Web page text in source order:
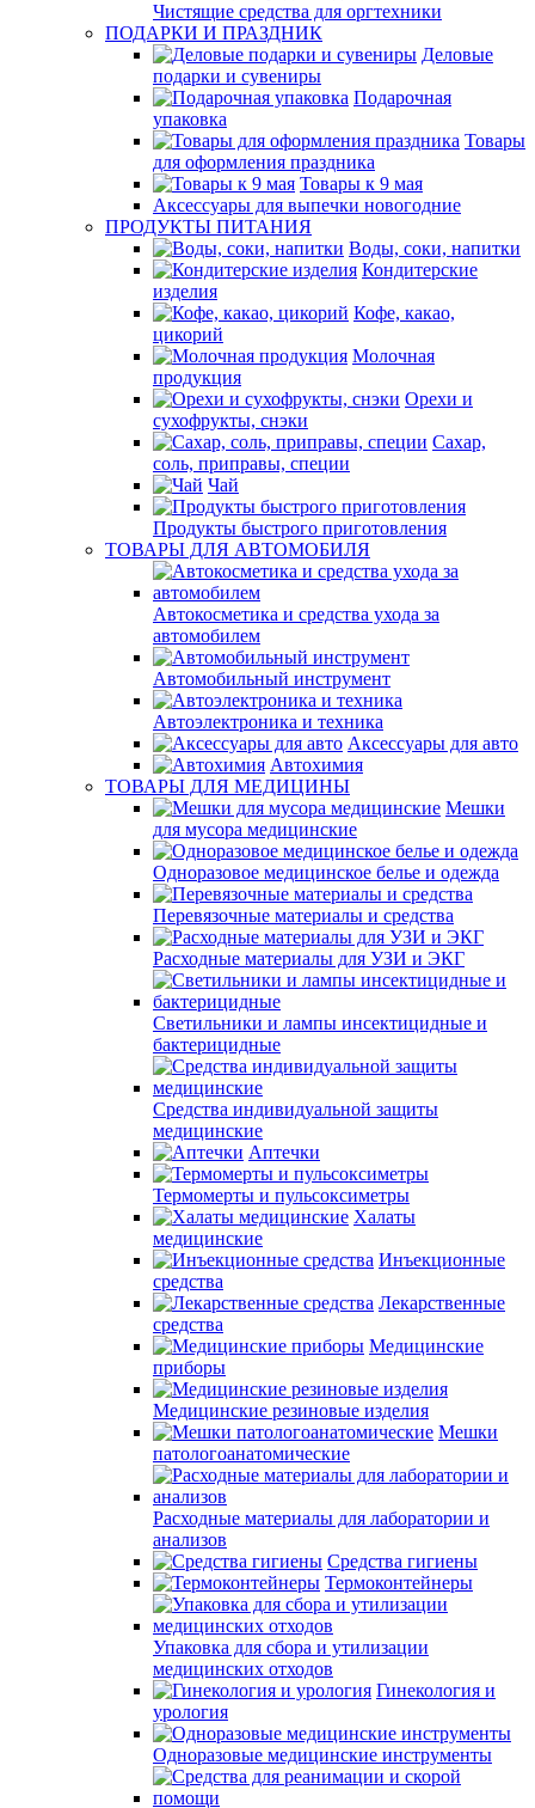
Чистящие средства для оргтехники
ПОДАРКИ И ПРАЗДНИК
Деловые
подарки и сувениры
Подарочная
упаковка
Товары
для оформления праздника
Товары к 9 мая
Аксессуары для выпечки новогодние
ПРОДУКТЫ ПИТАНИЯ
Воды, соки, напитки
Кондитерские
изделия
Кофе, какао,
цикорий
Молочная
продукция
Орехи и
сухофрукты, снэки
Сахар,
соль, приправы, специи
Чай
Продукты быстрого приготовления
ТОВАРЫ ДЛЯ АВТОМОБИЛЯ
Автокосметика и средства ухода за
автомобилем
Автомобильный инструмент
Автоэлектроника и техника
Аксессуары для авто
Автохимия
ТОВАРЫ ДЛЯ МЕДИЦИНЫ
Мешки
для мусора медицинские
Одноразовое медицинское белье и одежда
Перевязочные материалы и средства
Расходные материалы для УЗИ и ЭКГ
Светильники и лампы инсектицидные и
бактерицидные
Средства индивидуальной защиты
медицинские
Аптечки
Термомерты и пульсоксиметры
Халаты
медицинские
Инъекционные
средства
Лекарственные
средства
Медицинские
приборы
Медицинские резиновые изделия
Мешки
патологоанатомические
Расходные материалы для лаборатории и
анализов
Средства гигиены
Термоконтейнеры
Упаковка для сбора и утилизации
медицинских отходов
Гинекология и
урология
Одноразовые медицинские инструменты